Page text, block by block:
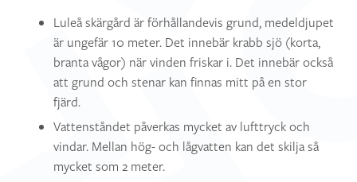
Luleå skärgård är förhållandevis grund, medeldjupet
är ungefär 10 meter. Det innebär krabb sjö (korta,
branta vågor) när vinden friskar i. Det innebär också
att grund och stenar kan finnas mitt på en stor
fjärd.
Vattenståndet påverkas mycket av lufttryck och
vindar. Mellan hög- och lågvatten kan det skilja så
mycket som 2 meter.